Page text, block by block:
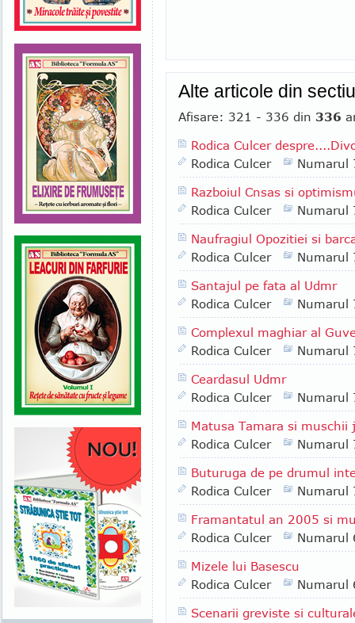
Alte articole din
Afisare: 321 - 336 din 336
Rodica Culcer
Rodica Culcer
Numarul
Razboiul Cnsas si
Rodica Culcer
Numarul
Naufragiul Opozitiei si
Rodica Culcer
Numarul
Santajul pe fata al Udmr
Rodica Culcer
Numarul
Complexul maghiar al
Rodica Culcer
Numarul
Ceardasul Udmr
Rodica Culcer
Numarul
Matusa Tamara si
Rodica Culcer
Numarul
Buturuga de pe drumul
Rodica Culcer
Numarul
Framantatul an 2005 si
Rodica Culcer
Numarul
Mizele lui Basescu
Rodica Culcer
Numarul
Scenarii greviste si